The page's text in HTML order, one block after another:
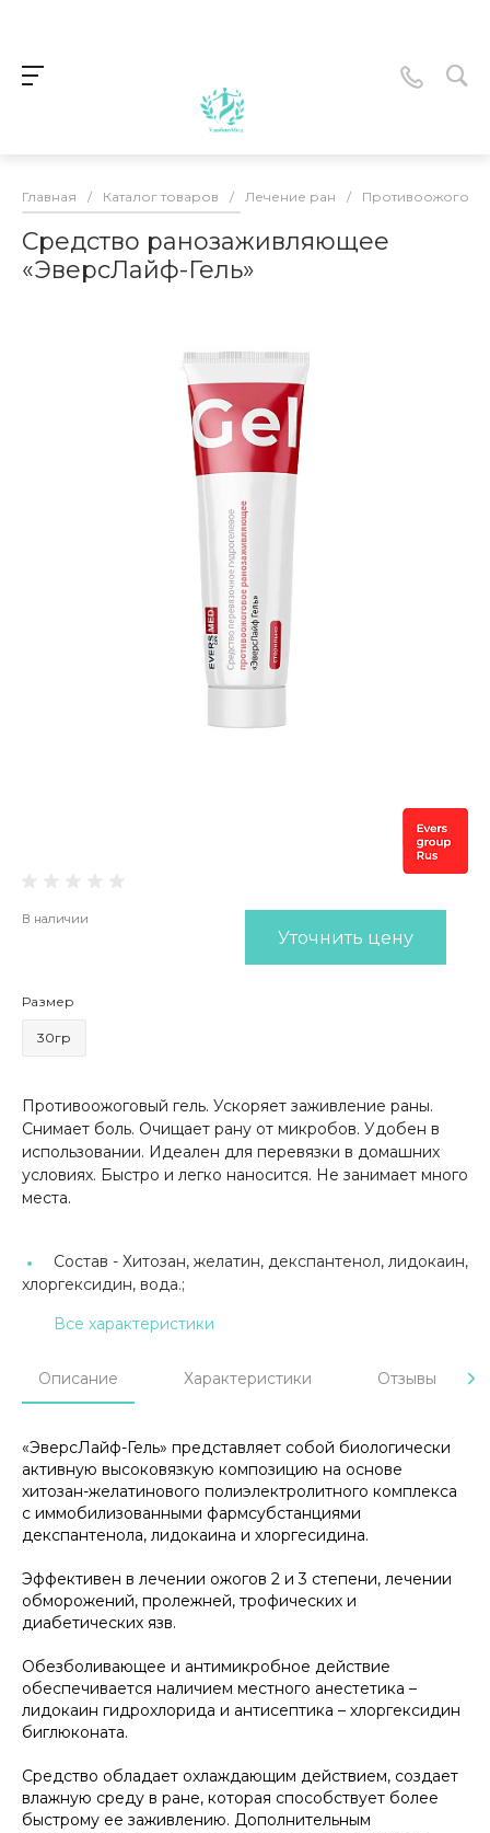
Главная / Каталог товаров / Лечение ран /
Средство ранозаживляющее
«ЭверсЛайф-Гель»
В наличии
Уточнить цену
Размер
30гр
Противоожоговый гель. Ускоряет заживление раны.
Снимает боль. Очищает рану от микробов. Удобен в
использовании. Идеален для перевязки в домашних
условиях. Быстро и легко наносится. Не занимает много
места.
Состав - Хитозан, желатин, декспантенол, лидокаин,
хлоргексидин, вода.;
Все характеристики
Описание Характеристики Отзывы
«ЭверсЛайф-Гель» представляет собой биологически
активную высоковязкую композицию на основе
хитозан-желатинового полиэлектролитного комплекса
с иммобилизованными фармсубстанциями
декспантенола, лидокаина и хлоргесидина.
Эффективен в лечении ожогов 2 и 3 степени, лечении
обморожений, пролежней, трофических и
диабетических язв.
Обезболивающее и антимикробное действие
обеспечивается наличием местного анестетика –
лидокаин гидрохлорида и антисептика – хлоргексидин
биглюконата.
Средство обладает охлаждающим действием, создает
влажную среду в ране, которая способствует более
быстрому ее заживлению. Дополнительным